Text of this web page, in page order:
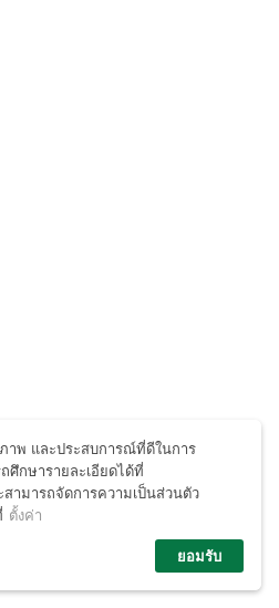
าพ และประสบการณ์ที่ดีในการ
กษารายละเอียดได้ที่
สามารถจัดการความเป็นส่วนตัว
ตั้งค่า
ยอมรับ